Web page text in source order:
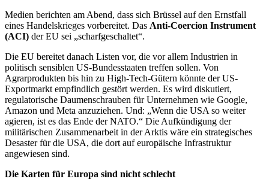
Medien berichten am Abend, dass sich Brüssel auf den Ernstfall
eines Handelskrieges vorbereitet. Das Anti-Coercion Instrument
(ACI) der EU sei „scharfgeschaltet“.
Die EU bereitet danach Listen vor, die vor allem Industrien in
politisch sensiblen US-Bundesstaaten treffen sollen. Von
Agrarprodukten bis hin zu High-Tech-Gütern könnte der US-
Exportmarkt empfindlich gestört werden. Es wird diskutiert,
regulatorische Daumenschrauben für Unternehmen wie Google,
Amazon und Meta anzuziehen. Und: „Wenn die USA so weiter
agieren, ist es das Ende der NATO.“ Die Aufkündigung der
militärischen Zusammenarbeit in der Arktis wäre ein strategisches
Desaster für die USA, die dort auf europäische Infrastruktur
angewiesen sind.
Die Karten für Europa sind nicht schlecht